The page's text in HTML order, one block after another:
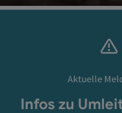
Aktuelle
Infos zu